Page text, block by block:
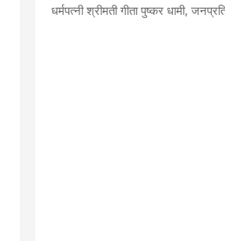
धर्मपत्नी श्रीमती गीता पुष्कर धामी,